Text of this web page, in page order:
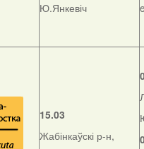
Ю.Янкевіч
15.03
Жабінкаўскі р-н,